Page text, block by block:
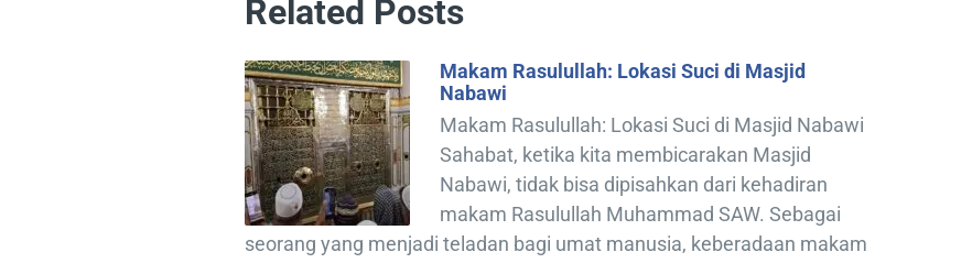
Related Posts
Makam Rasulullah: Lokasi Suci di Masjid
Nabawi
Makam Rasulullah: Lokasi Suci di Masjid Nabawi
Sahabat, ketika kita membicarakan Masjid
Nabawi, tidak bisa dipisahkan dari kehadiran
makam Rasulullah Muhammad SAW. Sebagai
seorang yang menjadi teladan bagi umat manusia, keberadaan makam